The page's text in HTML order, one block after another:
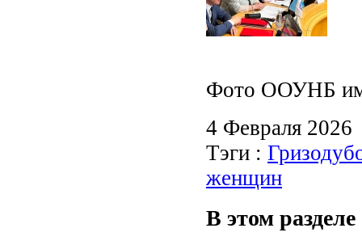
Фото ООУНБ
4 Февраля
Тэги :
женщин
В этом разделе